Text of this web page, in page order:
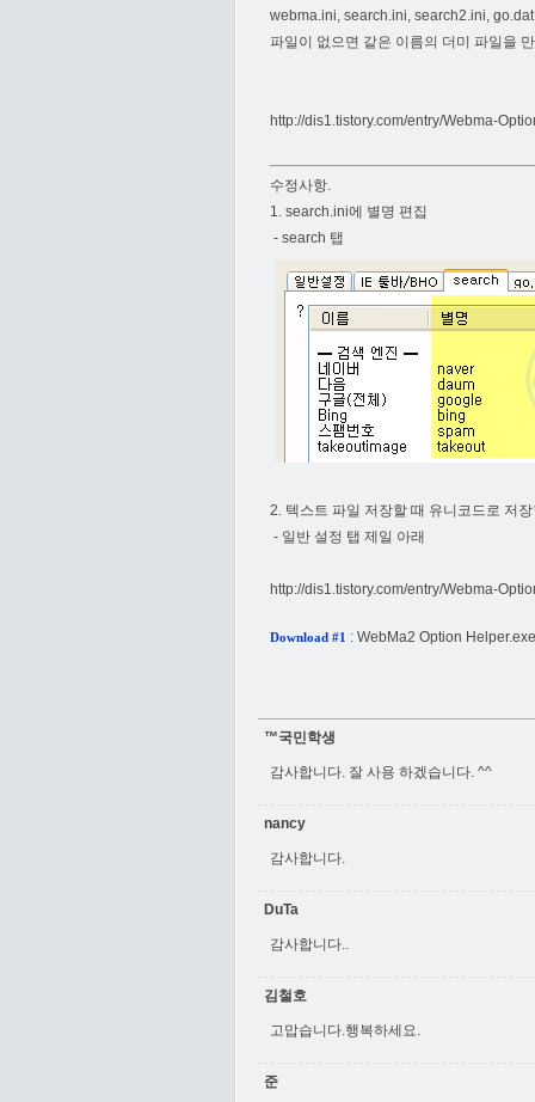
webma.ini, search.ini, search2.ini,
파일이 없으면 같은 이름의 더미 파일을
http://dis1.tistory.com/entry/Webma-
수정사항.
1. search.ini에 별명 편집
- search 탭
2. 텍스트 파일 저장할 때 유니코드로 저
- 일반 설정 탭 제일 아래
http://dis1.tistory.com/entry/Webma-
Download #1 : WebMa2 Option Helper.exe
™국민학생
감사합니다. 잘 사용 하겠습니다. ^^
nancy
감사합니다.
DuTa
감사합니다..
김철호
고맙습니다.행복하세요.
준